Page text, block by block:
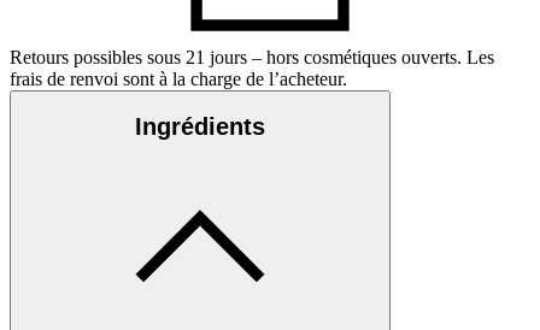
Retours possibles sous 21 jours – hors cosmétiques ouverts. Les
frais de renvoi sont à la charge de l’acheteur.
Ingrédients